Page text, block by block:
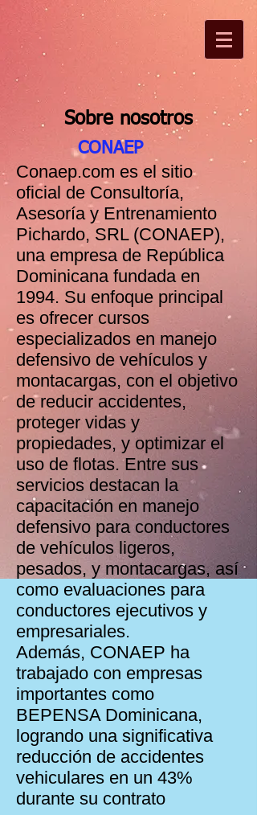
Sobre nosotros
CONAEP
Conaep.com es el sitio
oficial de Consultoría,
Asesoría y Entrenamiento
Pichardo, SRL (CONAEP),
una empresa de República
Dominicana fundada en
1994. Su enfoque principal
es ofrecer cursos
especializados en manejo
defensivo de vehículos y
montacargas, con el objetivo
de reducir accidentes,
proteger vidas y
propiedades, y optimizar el
uso de flotas. Entre sus
servicios destacan la
capacitación en manejo
defensivo para conductores
de vehículos ligeros,
pesados, y montacargas, así
como evaluaciones para
conductores ejecutivos y
empresariales.
Además, CONAEP ha
trabajado con empresas
importantes como
BEPENSA Dominicana,
logrando una significativa
reducción de accidentes
vehiculares en un 43%
durante su contrato​